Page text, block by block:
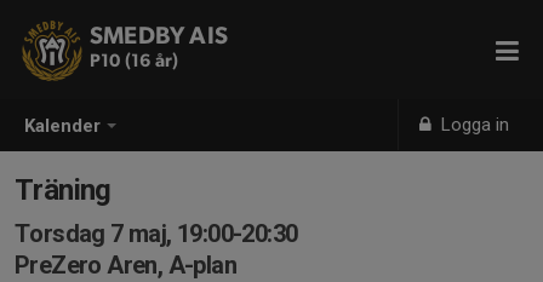
Kalender Logga in
SMEDBY AIS
P10 (16 år)
Träning
Torsdag 7 maj, 19:00-20:30
PreZero Aren, A-plan